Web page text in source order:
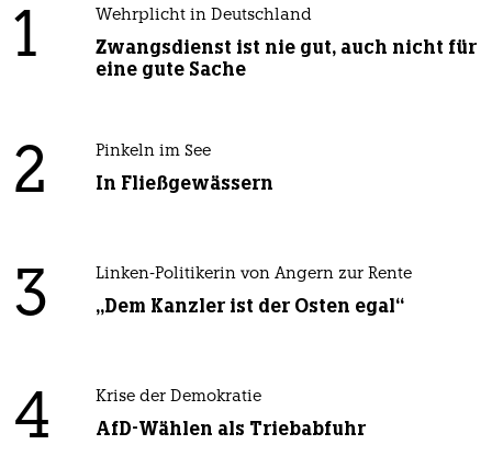
1 Wehrplicht in Deutschland
Zwangsdienst ist nie gut, auch nicht für
eine gute Sache
2 Pinkeln im See
In Fließgewässern
3 Linken-Politikerin von Angern zur Rente
„Dem Kanzler ist der Osten egal“
4 Krise der Demokratie
AfD-Wählen als Triebabfuhr